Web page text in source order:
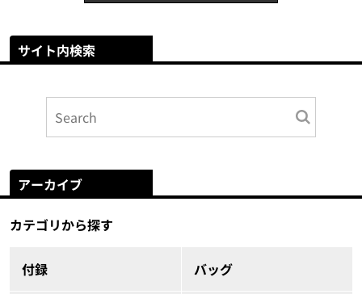
サイト内検索
アーカイブ
カテゴリから探す
付録 バッグ